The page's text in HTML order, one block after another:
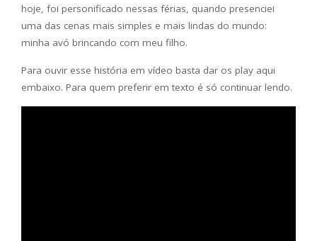
hoje, foi personificado nessas férias, quando presenciei
uma das cenas mais simples e mais lindas do mundo:
minha avó brincando com meu filho.
Para ouvir esse história em vídeo basta dar os play aqui
embaixo. Para quem preferir em texto é só continuar lendo.